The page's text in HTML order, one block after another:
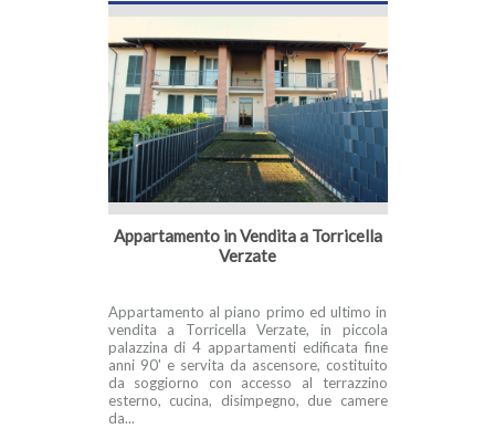
Appartamento in Vendita a Torricella
Verzate
Appartamento al piano primo ed ultimo in
vendita a Torricella Verzate, in piccola
palazzina di 4 appartamenti edificata fine
anni 90' e servita da ascensore, costituito
da soggiorno con accesso al terrazzino
esterno, cucina, disimpegno, due camere
da...